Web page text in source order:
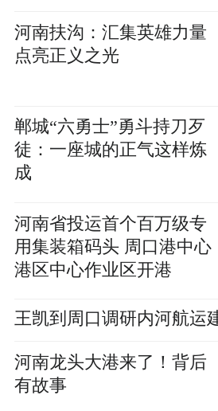
河南扶沟：汇集英雄力量
点亮正义之光
郸城“六勇士”勇斗持刀歹
徒：一座城的正气这样炼
成
河南省投运首个百万级专
用集装箱码头 周口港中心
港区中心作业区开港
王凯到周口调研内河航运
河南龙头大港来了！背后
有故事